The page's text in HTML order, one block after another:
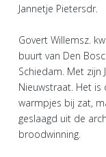
Jannetje Pietersdr.
Govert Willemsz.
buurt van Den
Schiedam. Met
Nieuwstraat. Het
warmpjes bij zat,
geslaagd uit de
broodwinning.